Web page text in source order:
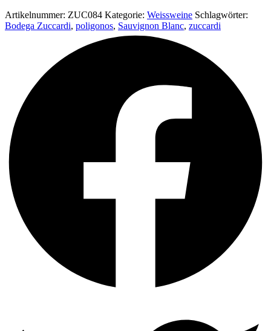
Artikelnummer: ZUC084 Kategorie: Weissweine Schlagwörter:
Bodega Zuccardi, poligonos, Sauvignon Blanc, zuccardi